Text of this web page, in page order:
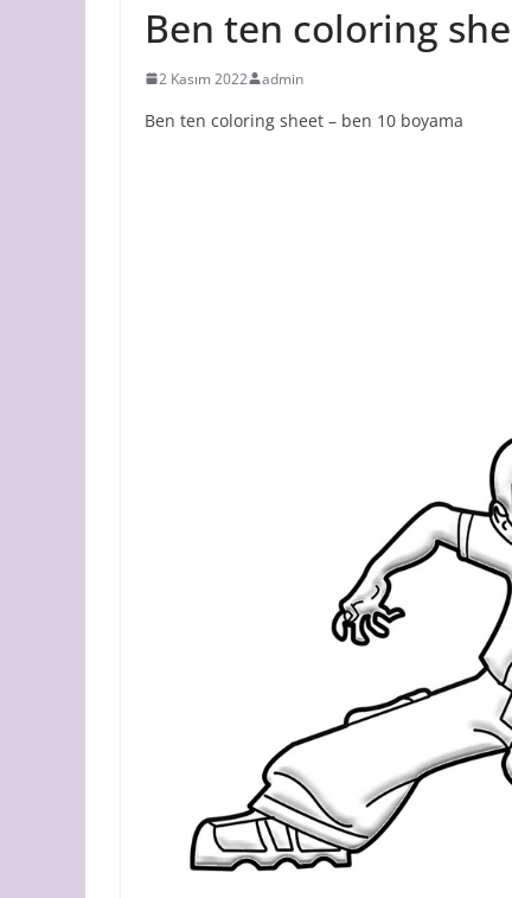
Ben ten coloring
2 Kasım 2022 admin
Ben ten coloring sheet – ben 10 boyama